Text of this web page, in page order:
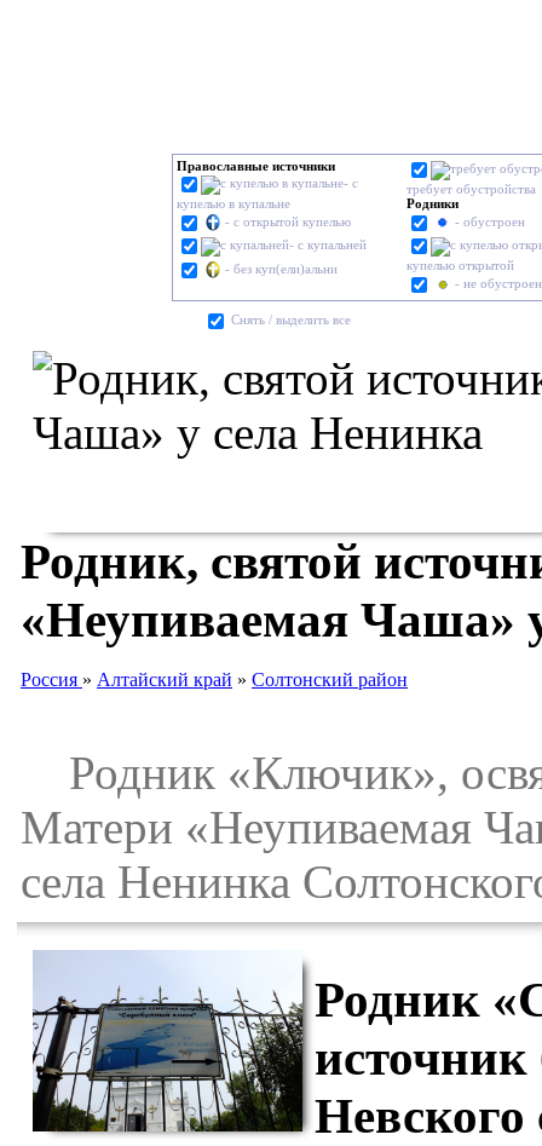
Православные источники
- с
купелью в купальне
- с открытой купелью
- с купальней
- без куп(ели)альни
требует обустройства
Родники
- обустроен
купелью открытой
- не обустроен
Cнять / выделить все
Родник, святой
«Неупиваемая Чаша»
Россия » Алтайский край » Солтонский район
Родник «Ключик»,
Матери «Неупиваемая
села Ненинка
Родник
источник